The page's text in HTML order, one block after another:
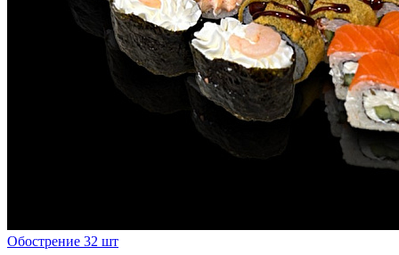
Обострение 32 шт